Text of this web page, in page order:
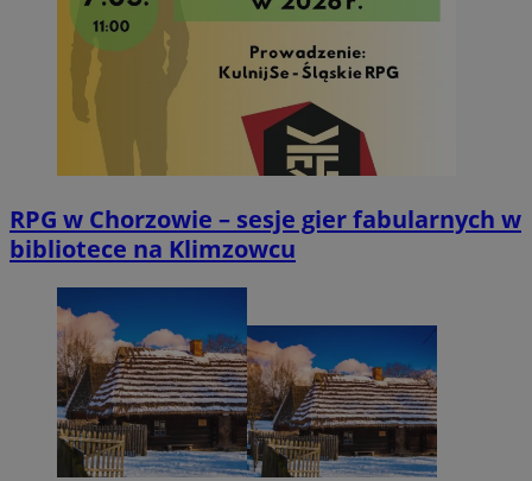
RPG w Chorzowie – sesje gier fabularnych w
bibliotece na Klimzowcu